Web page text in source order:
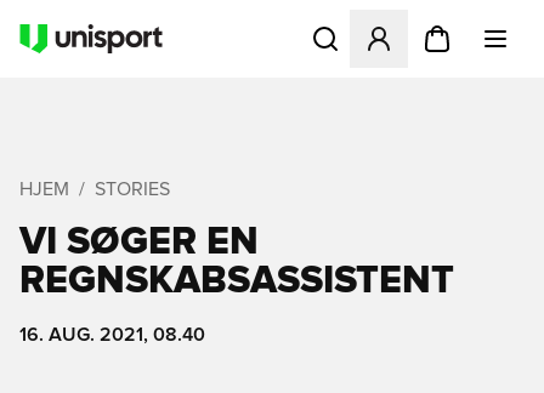
Åbner en Modal til at
HJEM STORIES
VI SØGER EN
REGNSKABSASSISTENT
16. AUG. 2021, 08.40